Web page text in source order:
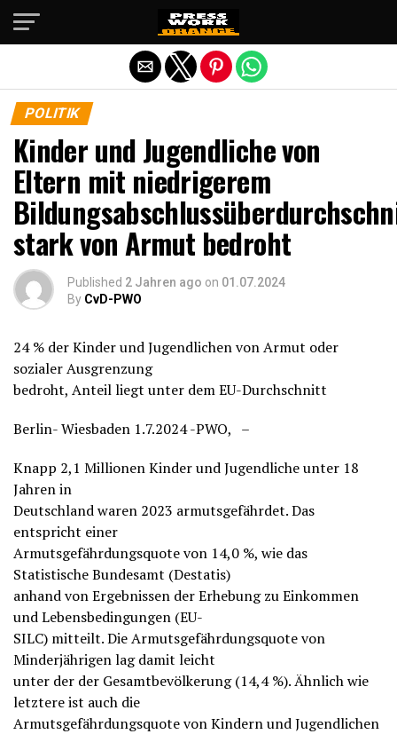
POLITIK
Kinder und Jugendliche von
Eltern mit niedrigerem
stark von Armut bedroht
Published 2 Jahren ago on 01.07.2024
By CvD-PWO
24 % der Kinder und Jugendlichen von Armut oder
sozialer Ausgrenzung
bedroht, Anteil liegt unter dem EU-Durchschnitt
Berlin- Wiesbaden 1.7.2024 -PWO, –
Knapp 2,1 Millionen Kinder und Jugendliche unter 18
Jahren in
Deutschland waren 2023 armutsgefährdet. Das
entspricht einer
Armutsgefährdungsquote von 14,0 %, wie das
Statistische Bundesamt (Destatis)
anhand von Ergebnissen der Erhebung zu Einkommen
und Lebensbedingungen (EU-
SILC) mitteilt. Die Armutsgefährdungsquote von
Minderjährigen lag damit leicht
unter der der Gesamtbevölkerung (14,4 %). Ähnlich wie
letztere ist auch die
Armutsgefährdungsquote von Kindern und Jugendlichen
Die mobile Version verlassen